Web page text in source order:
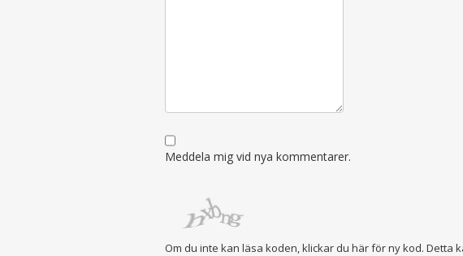
Meddela mig vid nya kommentarer.
Om du inte kan läsa koden, klickar du här för ny kod. Detta